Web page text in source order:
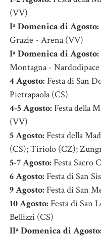
(VV)
Iª Domenica di Agosto:
Grazie - Arena (VV)
Iª Domenica di Agosto:
Montagna -
4 Agosto: Festa di San
Pietrapaola (CS)
4-5 Agosto: Festa della
(VV)
5 Agosto: Festa della
(CS); Tiriolo (CZ);
5-7 Agosto: Festa Sacro
6 Agosto: Festa di San
9 Agosto: Festa di San
10 Agosto: Festa di San
Bellizzi (CS)
IIª Domenica di Agosto: